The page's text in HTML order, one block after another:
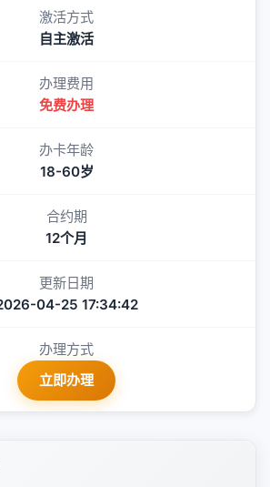
激活方式
自主激活
办理费用
免费办理
办卡年龄
18-60岁
合约期
12个月
更新日期
04-25 17:34:42
办理方式
立即办理